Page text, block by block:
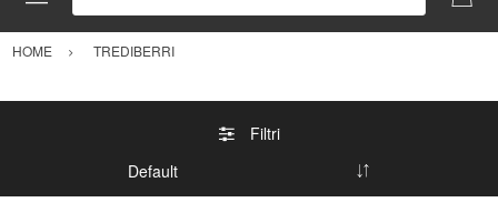
HOME TREDIBERRI
Filtri